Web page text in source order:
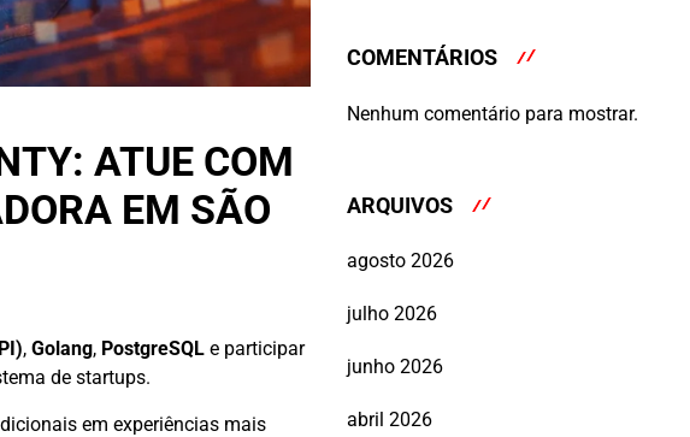
ATUE COM
EM SÃO
, Golang, PostgreSQL e participar
de startups.
em experiências mais
COMENTÁRIOS
Nenhum comentário para mostrar.
ARQUIVOS
agosto 2026
julho 2026
junho 2026
abril 2026